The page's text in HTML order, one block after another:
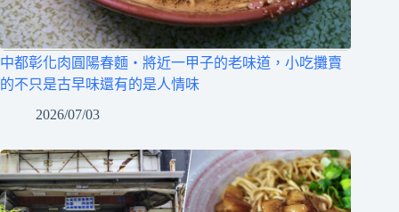
中都彰化肉圓陽春麵‧將近一甲子的老味道，小吃攤賣
的不只是古早味還有的是人情味
2026/07/03